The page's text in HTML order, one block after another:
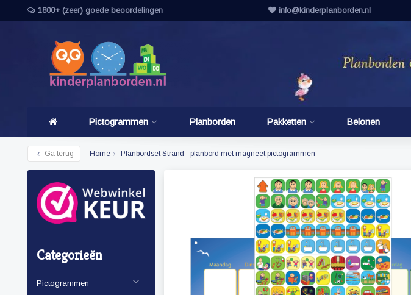
1800+ (zeer) goede beoordelingen info@kinderplanborden.nl
Pictogrammen Planborden Pakketten Belonen
Ga terug Home Planbordset Strand - planbord met magneet pictogrammen
Categorieën
Pictogrammen